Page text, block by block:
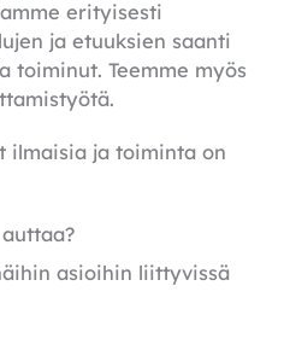
erityisesti
ja etuuksien saanti
toiminut. Teemme myös
ilmaisia ja toiminta on
asioihin liittyvissä